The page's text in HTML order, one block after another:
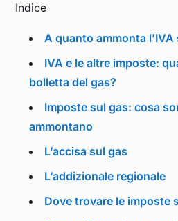
Indice
A quanto ammonta
IVA e le altre imposte:
bolletta del gas?
Imposte sul gas: cosa
ammontano
L’accisa sul gas
L’addizionale regionale
Dove trovare le imposte